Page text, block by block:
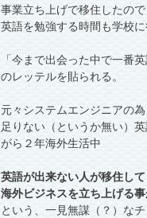
事業立ち上げで移住したので
英語を勉強する時間も学校に
「今まで出会った中で一番
のレッテルを貼られる。
元々システムエンジニアの為
足りない（というか無い）
がら２年海外生活中
英語が出来ない人が移住して
海外ビジネスを立ち上げる
という、一見無謀（？）な